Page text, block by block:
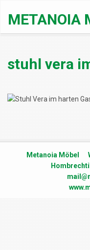
METANOIA
stuhl vera
Metanoia Möbel